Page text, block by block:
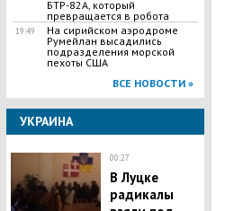
БТР-82А, который
превращается в робота
19:49
На сирийском аэродроме
Румейлан высадились
подразделения морской
пехоты США
ВСЕ НОВОСТИ »
УКРАИНА
00:27
В Луцке
радикалы